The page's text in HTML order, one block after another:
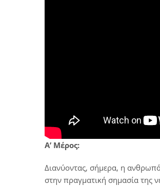
Α’ Μέρος:
Διανύοντας, σήμερα, η
στην πραγματική σημασία της